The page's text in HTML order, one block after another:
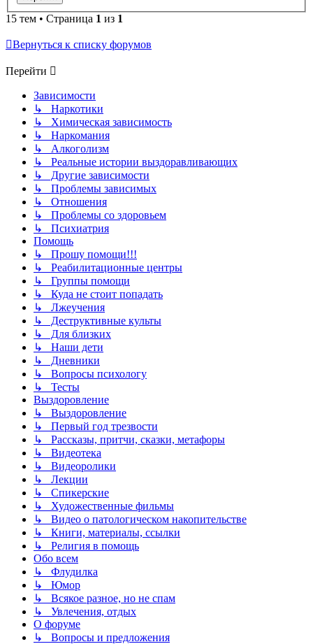
15 тем • Страница 1 из 1
Вернуться к списку форумов
Перейти
Зависимости
↳ Наркотики
↳ Химическая зависимость
↳ Наркомания
↳ Алкоголизм
↳ Реальные истории выздоравливающих
↳ Другие зависимости
↳ Проблемы зависимых
↳ Отношения
↳ Проблемы со здоровьем
↳ Психиатрия
Помощь
↳ Прошу помощи!!!
↳ Реабилитационные центры
↳ Группы помощи
↳ Куда не стоит попадать
↳ Лжеучения
↳ Деструктивные культы
↳ Для близких
↳ Наши дети
↳ Дневники
↳ Вопросы психологу
↳ Тесты
Выздоровление
↳ Выздоровление
↳ Первый год трезвости
↳ Рассказы, притчи, сказки, метафоры
↳ Видеотека
↳ Видеоролики
↳ Лекции
↳ Спикерские
↳ Художественные фильмы
↳ Видео о патологическом накопительстве
↳ Книги, материалы, ссылки
↳ Религия в помощь
Обо всем
↳ Флудилка
↳ Юмор
↳ Всякое разное, но не спам
↳ Увлечения, отдых
О форуме
↳ Вопросы и предложения